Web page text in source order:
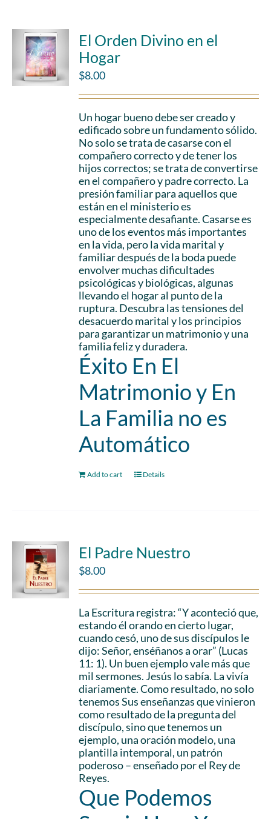
El Orden Divino en el
Hogar
$8.00
Un hogar bueno debe ser creado y
edificado sobre un fundamento sólido.
No solo se trata de casarse con el
compañero correcto y de tener los
hijos correctos; se trata de convertirse
en el compañero y padre correcto. La
presión familiar para aquellos que
están en el ministerio es
especialmente desafiante. Casarse es
uno de los eventos más importantes
en la vida, pero la vida marital y
familiar después de la boda puede
envolver muchas dificultades
psicológicas y biológicas, algunas
llevando el hogar al punto de la
ruptura. Descubra las tensiones del
desacuerdo marital y los principios
para garantizar un matrimonio y una
familia feliz y duradera.
Éxito En El
Matrimonio y En
La Familia no es
Automático
Add to cart Details
El Padre Nuestro
$8.00
La Escritura registra: “Y aconteció que,
estando él orando en cierto lugar,
cuando cesó, uno de sus discípulos le
dijo: Señor, enséñanos a orar” (Lucas
11: 1). Un buen ejemplo vale más que
mil sermones. Jesús lo sabía. La vivía
diariamente. Como resultado, no solo
tenemos Sus enseñanzas que vinieron
como resultado de la pregunta del
discípulo, sino que tenemos un
ejemplo, una oración modelo, una
plantilla intemporal, un patrón
poderoso – enseñado por el Rey de
Reyes.
Que Podemos